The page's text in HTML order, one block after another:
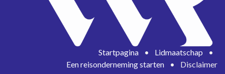
Startpagina • Lidmaatschap
•
Een reisonderneming starten
• Disclaimer